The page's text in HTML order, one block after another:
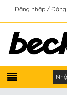
Đăng nhập Đăng